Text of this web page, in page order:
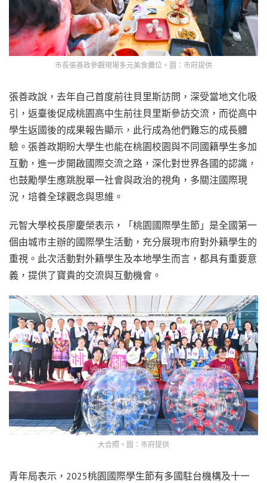
市長張善政參觀現場多元美食攤位。圖：市府提供
張善政說，去年自己首度前往貝里斯訪問，深受當地文化吸
引，返臺後促成桃園高中生前往貝里斯參訪交流，而從高中
學生返國後的成果報告顯示，此行成為他們難忘的成長體
驗。張善政期盼大學生也能在桃園校園與不同國籍學生多加
互動，進一步開啟國際交流之路，深化對世界各國的認識，
也鼓勵學生應跳脫單一社會與政治的視角，多關注國際現
況，培養全球觀念與思維。
元智大學校長廖慶榮表示，「桃園國際學生節」是全國第一
個由城市主辦的國際學生活動，充分展現市府對外籍學生的
重視。此次活動對外籍學生及本地學生而言，都具有重要意
義，提供了寶貴的交流與互動機會。
大合照。圖：市府提供
青年局表示，2025桃園國際學生節有多國駐台機構及十一